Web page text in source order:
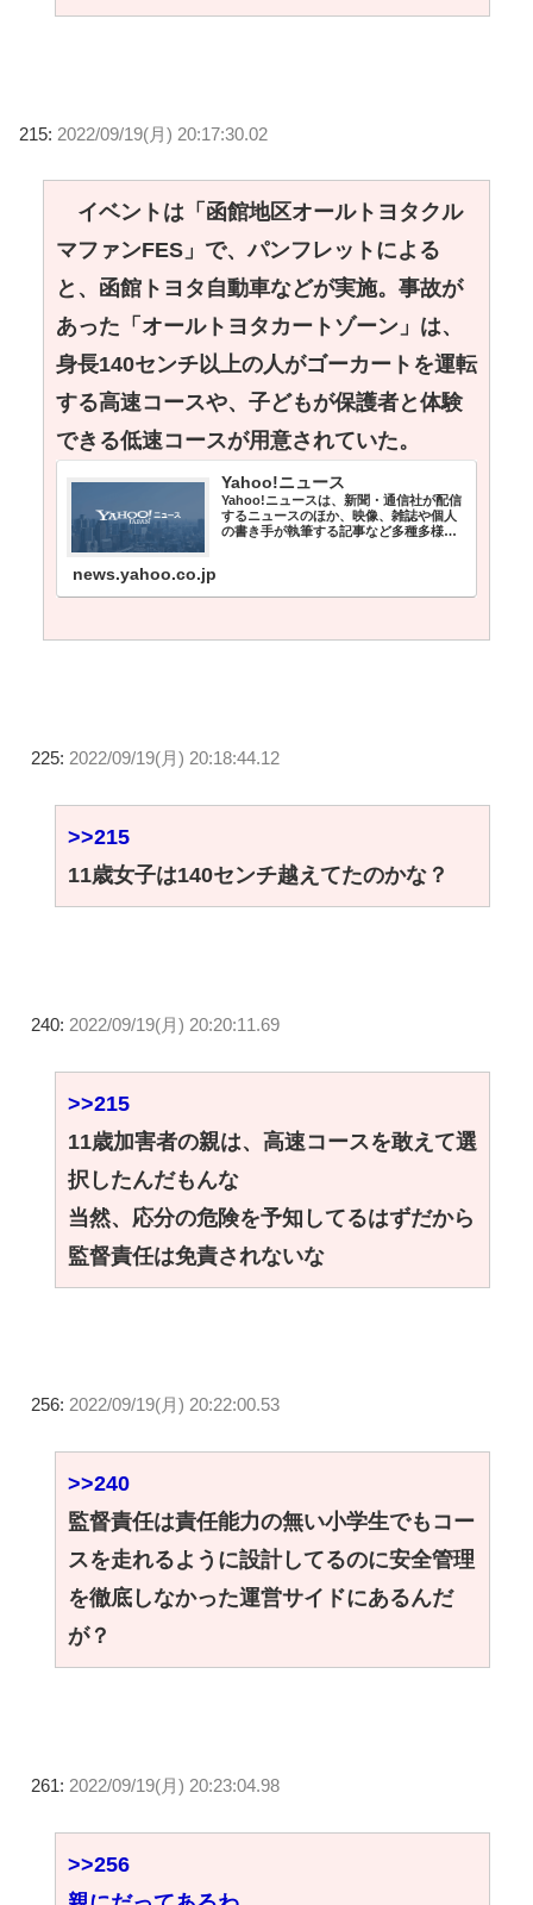
215: 2022/09/19(月) 20:17:30.02
イベントは「函館地区オールトヨタクル
マファンFES」で、パンフレットによる
と、函館トヨタ自動車などが実施。事故が
あった「オールトヨタカートゾーン」は、
身長140センチ以上の人がゴーカートを運転
する高速コースや、子どもが保護者と体験
できる低速コースが用意されていた。
Yahoo!ニュース
Yahoo!ニュースは、新聞・通信社が配信
するニュースのほか、映像、雑誌や個人
の書き手が執筆する記事など多種多様な
news.yahoo.co.jp
225: 2022/09/19(月) 20:18:44.12
>>215
11歳女子は140センチ越えてたのかな？
240: 2022/09/19(月) 20:20:11.69
>>215
11歳加害者の親は、高速コースを敢えて選
択したんだもんな
当然、応分の危険を予知してるはずだから
監督責任は免責されないな
256: 2022/09/19(月) 20:22:00.53
>>240
監督責任は責任能力の無い小学生でもコー
スを走れるように設計してるのに安全管理
を徹底しなかった運営サイドにあるんだ
が？
261: 2022/09/19(月) 20:23:04.98
>>256